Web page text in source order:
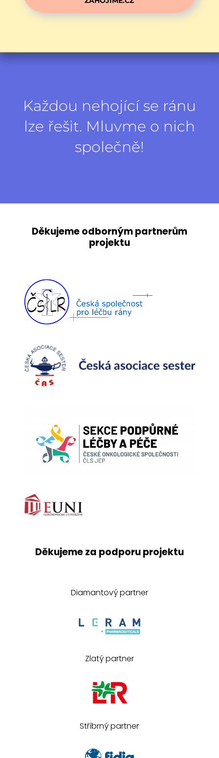
Každou nehojící se ránu
lze řešit. Mluvme o nich
společně!
Děkujeme odborným partnerům
projektu
Děkujeme za podporu projektu
Diamantový partner
Zlatý partner
Stříbrný partner